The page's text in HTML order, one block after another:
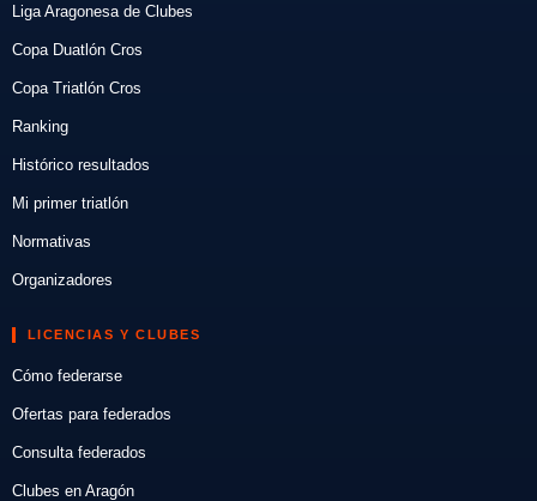
Liga Aragonesa de Clubes
Copa Duatlón Cros
Copa Triatlón Cros
Ranking
Histórico resultados
Mi primer triatlón
Normativas
Organizadores
LICENCIAS Y CLUBES
Cómo federarse
Ofertas para federados
Consulta federados
Clubes en Aragón